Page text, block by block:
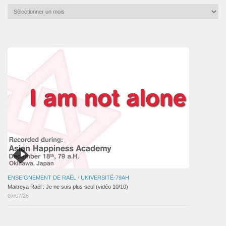
Archives
ENSEIGNEMENT DE RAËL / UNIVERSITÉ-79AH
Maitreya Raël : Je ne suis plus seul (vidéo 10/10)
07/07/26